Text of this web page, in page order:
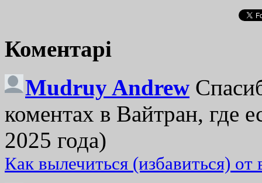
Коментарі
Mudruy Andrew
коментах в Вайтран, где
2025 года)
Как вылечиться (избавиться)